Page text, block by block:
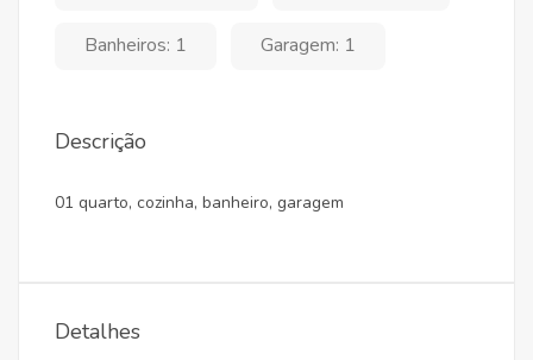
Banheiros: 1 Garagem: 1
Descrição
01 quarto, cozinha, banheiro, garagem
Detalhes